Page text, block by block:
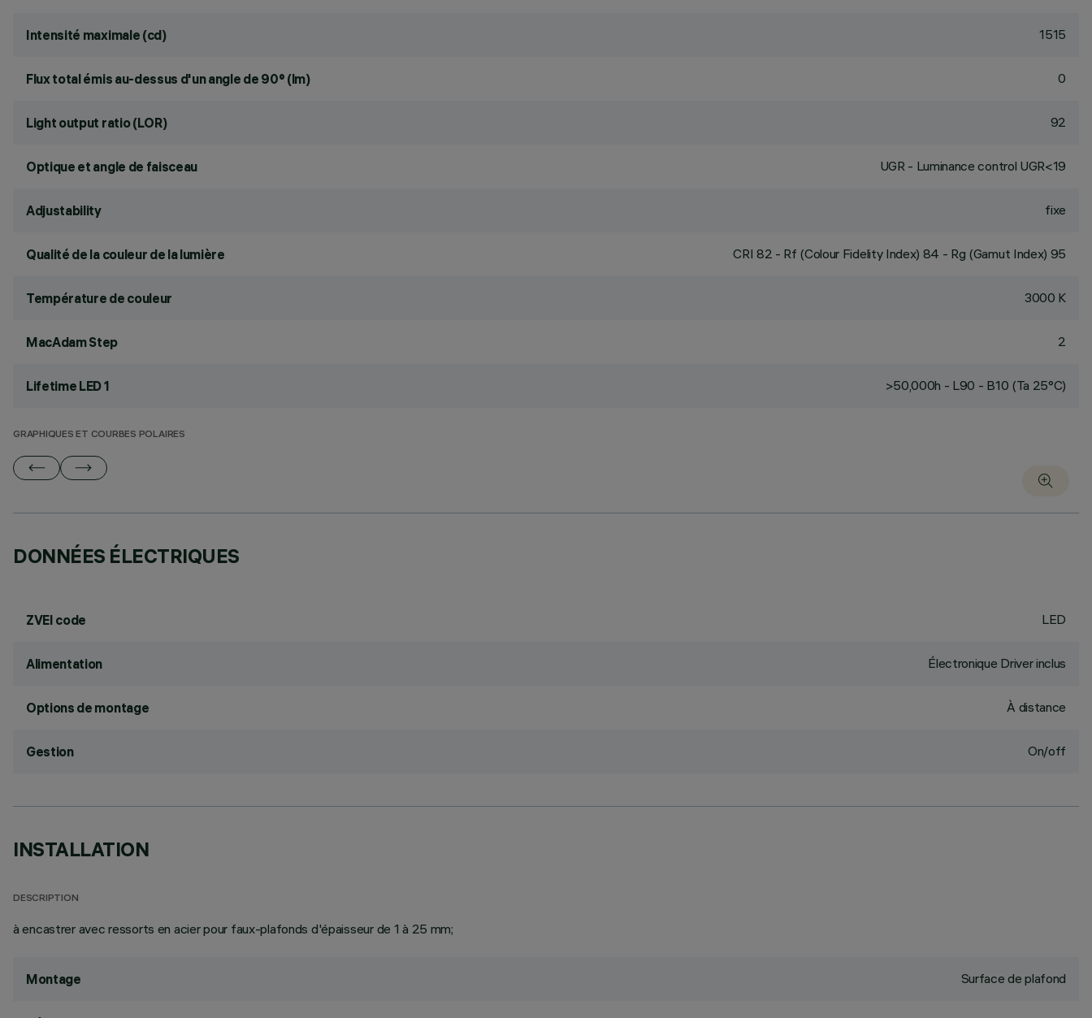
Intensité maximale (cd) 1515
Flux total émis au-dessus d'un angle de 90° (lm) 0
Light output ratio (LOR) 92
Optique et angle de faisceau UGR - Luminance control UGR<19
Adjustability fixe
Qualité de la couleur de la lumière CRI 82 - Rf (Colour Fidelity Index) 84 - Rg (Gamut Index) 95
Température de couleur 3000 K
MacAdam Step 2
Lifetime LED 1 >50,000h - L90 - B10 (Ta 25°C)
GRAPHIQUES ET COURBES POLAIRES
DONNÉES ÉLECTRIQUES
ZVEI code LED
Alimentation Électronique Driver inclus
Options de montage À distance
Gestion On/off
INSTALLATION
DESCRIPTION
à encastrer avec ressorts en acier pour faux-plafonds d'épaisseur de 1 à 25 mm;
Montage Surface de plafond